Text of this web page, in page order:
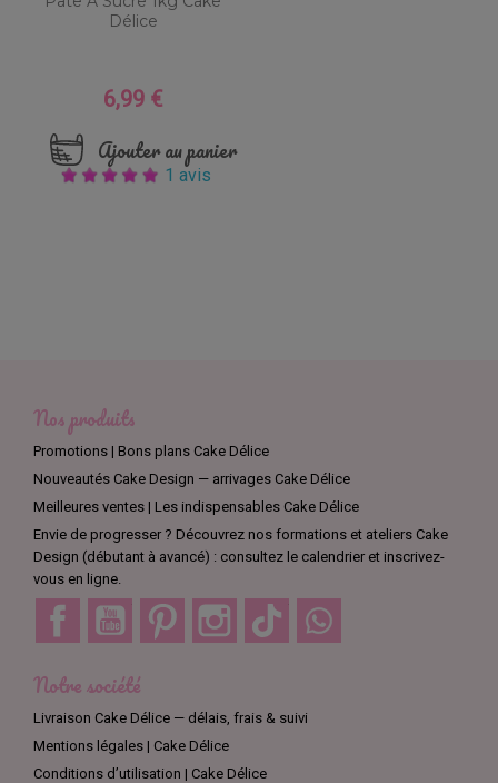
Délice
Prix
6,99 €
Ajouter au panier
1 avis
Nos produits
Promotions | Bons plans Cake Délice
Nouveautés Cake Design — arrivages Cake Délice
Meilleures ventes | Les indispensables Cake Délice
Envie de progresser ? Découvrez nos formations et ateliers Cake
Design (débutant à avancé) : consultez le calendrier et inscrivez-
vous en ligne.
Facebook YouTube Pinterest Instagram TikTok
Notre société
Livraison Cake Délice — délais, frais & suivi
Mentions légales | Cake Délice
Conditions d’utilisation | Cake Délice